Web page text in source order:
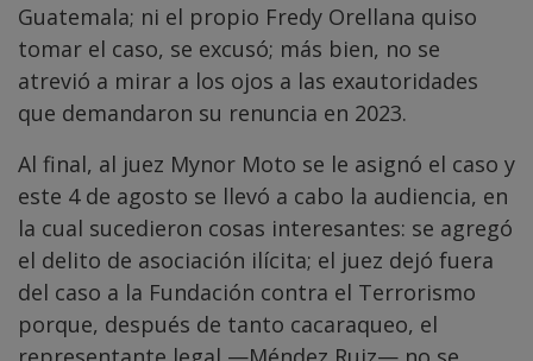
Guatemala; ni el propio Fredy Orellana quiso
tomar el caso, se excusó; más bien, no se
atrevió a mirar a los ojos a las exautoridades
que demandaron su renuncia en 2023.
Al final, al juez Mynor Moto se le asignó el caso y
este 4 de agosto se llevó a cabo la audiencia, en
la cual sucedieron cosas interesantes: se agregó
el delito de asociación ilícita; el juez dejó fuera
del caso a la Fundación contra el Terrorismo
porque, después de tanto cacaraqueo, el